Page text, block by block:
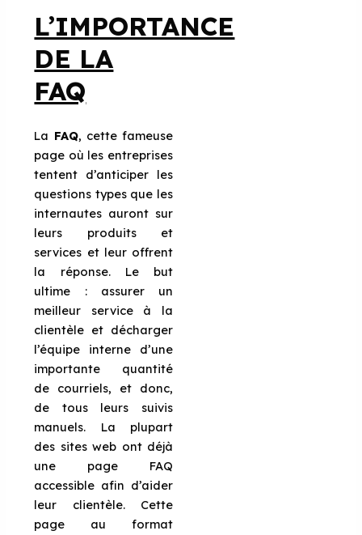
L’IMPORTANCE
DE LA
FAQ
La FAQ, cette fameuse
page où les entreprises
tentent d’anticiper les
questions types que les
internautes auront sur
leurs produits et
services et leur offrent
la réponse. Le but
ultime : assurer un
meilleur service à la
clientèle et décharger
l’équipe interne d’une
importante quantité
de courriels, et donc,
de tous leurs suivis
manuels. La plupart
des sites web ont déjà
une page FAQ
accessible afin d’aider
leur clientèle. Cette
page au format